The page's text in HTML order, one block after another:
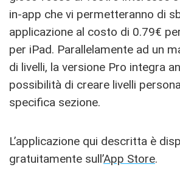
in-app che vi permetteranno di
applicazione al costo di 0.79€
per iPad. Parallelamente ad un
di livelli, la versione Pro integra
possibilità di creare livelli
specifica sezione.
L’applicazione qui descritta è
gratuitamente sull’App Store.